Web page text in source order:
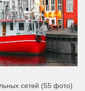
сетей (55 фото)